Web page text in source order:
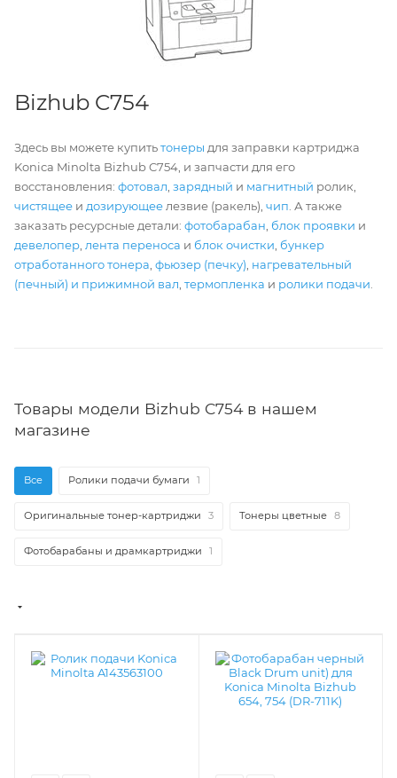
Bizhub C754
Здесь вы можете купитьтонеры для заправки картриджа
Konica Minolta Bizhub C754, и запчасти для его
восстановления: фотовал зарядный и магнитный ролик,
чистящее и дозирующее лезвие (ракель), чип . А также
заказать ресурсные детали: фотобарабан блок проявки и
девелопер лента переноса и блок очистки бункер
отработанного тонера фьюзер (печку) нагревательный
(печный) и прижимной вал термопленка и ролики подачи
Товары модели Bizhub C754 в нашем
магазине
Все Ролики подачи бумаги 1
Оригинальные тонер-картриджи 3 Тонеры цветные 8
Фотобарабаны и драмкартриджи 1